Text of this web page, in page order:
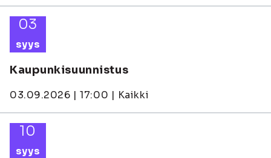
03
syys
Kaupunkisuunnistus
03.09.2026 | 17:00 | Kaikki
10
syys